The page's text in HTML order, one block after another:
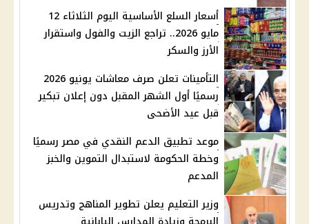
أسعار السلع الأساسية اليوم الثلاثاء 12
مايو 2026.. تراجع الزيت والفول واستقرار
الأرز والسكر
التأمينات تعلن صرف معاشات يونيو 2026
رسميًا أول الشهر المقبل دون إعلان تبكير
قبل عيد الأضحى
موعد تطبيق الدعم النقدي في مصر رسميًا
وخطة الحكومة لاستبدال التموين والخبز
المدعم
وزير التعليم يعلن تطوير المناهج وتدريس